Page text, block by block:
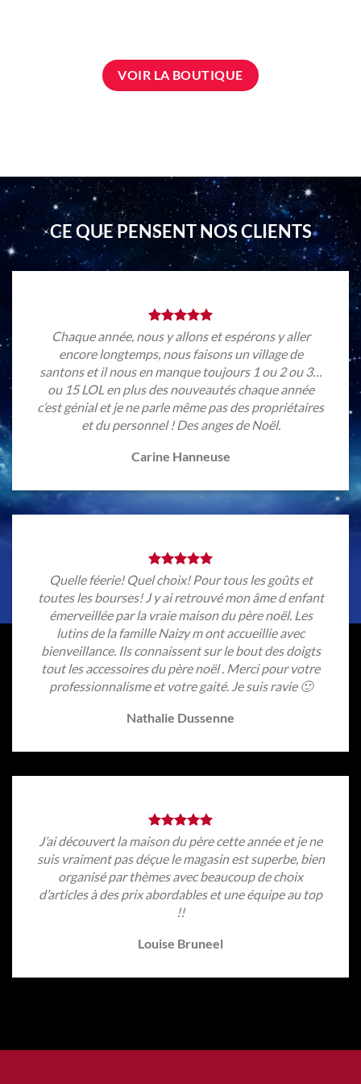
VOIR LA BOUTIQUE
CE QUE PENSENT NOS CLIENTS
Chaque année, nous y allons et espérons y aller
encore longtemps, nous faisons un village de
santons et il nous en manque toujours 1 ou 2 ou 3…
ou 15 LOL en plus des nouveautés chaque année
c’est génial et je ne parle même pas des propriétaires
et du personnel ! Des anges de Noël.
Carine Hanneuse
Quelle féerie! Quel choix! Pour tous les goûts et
toutes les bourses! J y ai retrouvé mon âme d enfant
émerveillée par la vraie maison du père noël. Les
lutins de la famille Naizy m ont accueillie avec
bienveillance. Ils connaissent sur le bout des doigts
tout les accessoires du père noël . Merci pour votre
professionnalisme et votre gaité. Je suis ravie 🙂
Nathalie Dussenne
J’ai découvert la maison du père cette année et je ne
suis vraiment pas déçue le magasin est superbe, bien
organisé par thèmes avec beaucoup de choix
d’articles à des prix abordables et une équipe au top
!!
Louise Bruneel